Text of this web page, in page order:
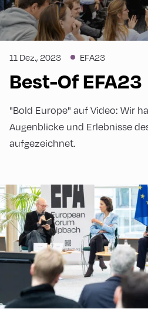
11 Dez., 2023 EFA23
Best-Of EFA23
"Bold Europe" auf Video: Wir
Augenblicke und Erlebnisse
aufgezeichnet.